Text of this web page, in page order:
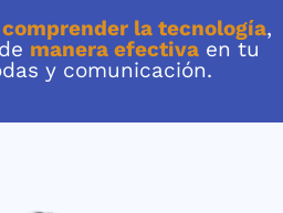
comprender la tecnología,
manera efectiva en tu
y comunicación.